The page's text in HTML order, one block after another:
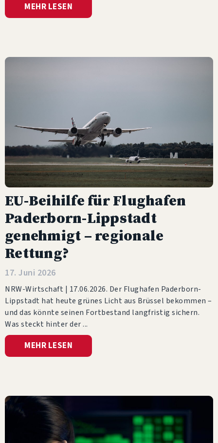
MEHR LESEN
EU-Beihilfe für Flughafen
Paderborn-Lippstadt
genehmigt – regionale
Rettung?
17. Juni 2026
NRW-Wirtschaft | 17.06.2026. Der Flughafen Paderborn-
Lippstadt hat heute grünes Licht aus Brüssel bekommen –
und das könnte seinen Fortbestand langfristig sichern.
Was steckt hinter der
MEHR LESEN